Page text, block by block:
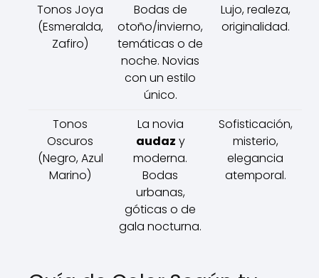
Tonos Joya
(Esmeralda,
Zafiro)
Bodas de
otoño/invierno,
temáticas o de
noche. Novias
con un estilo
único.
Lujo, realeza,
originalidad.
Tonos
Oscuros
(Negro, Azul
Marino)
La novia
audaz y
moderna.
Bodas
urbanas,
góticas o de
gala nocturna.
Sofisticación,
misterio,
elegancia
atemporal.